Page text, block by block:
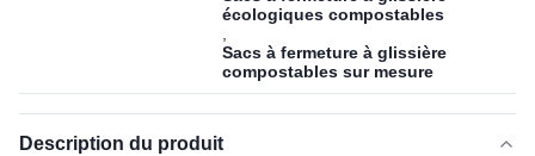
écologiques compostables
Sacs à fermeture à glissière
compostables sur mesure
Description du produit